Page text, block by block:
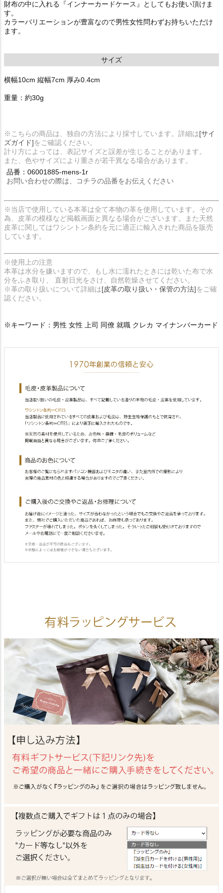
財布の中に入れる『インナーカードケース』としてもお使い頂けま
す。
カラーバリエーションが豊富なので男性女性問わずお持ちいただけ
ます。
サイズ
横幅10cm 縦幅7cm 厚み0.4cm
重量：約30g
※こちらの商品は、独自の方法により採寸しています。詳細は[サイ
ズガイド]をご確認ください。
計り方によっては、表記サイズと誤差が生じることがあります。
また、色やサイズにより重さが若干異なる場合があります。
品番：06001885-mens-1r
お問い合わせの際は、コチラの品番をお伝えください
※当店で使用している本革は全て本物の革を使用しています。その
為、皮革の模様など掲載画面と異なる場合がございます。また天然
皮革に関してはワシントン条約を元に適正に輸入された商品を販売
しています。
※使用上の注意
本革は水分を嫌いますので、もし水に濡れたときには乾いた布で水
分をふき取り、 直射日光をさけ、自然乾燥させてください。
※革の取り扱いについて詳細は[皮革の取り扱い・保管の方法]をご確
認ください。
※キーワード：男性 女性 上司 同僚 就職 クレカ マイナンバーカード